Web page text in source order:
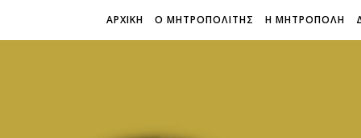
ΑΡΧΙΚΗ Ο ΜΗΤΡΟΠΟΛΙΤΗΣ Η ΜΗΤΡΟΠΟΛΗ